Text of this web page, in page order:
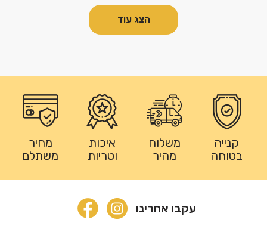
הצג עוד
קנייה
בטוחה
משלוח
מהיר
איכות
וטריות
מחיר
משתלם
עקבו אחרינו